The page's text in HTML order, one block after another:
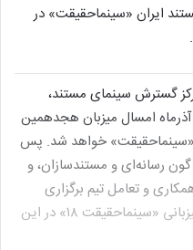
ایران «سینماحقیقت» در
گسترش سینمای مستند،
امسال میزبان هجدهمین
«سینماحقیقت» خواهد شد. پس
رسانه‌ای و مستندسازان، و
و تعامل تیم برگزاری
جشنواره و مدیران «چارسو» شرایط میزبانی «سینماحقیقت ۱۸» در این